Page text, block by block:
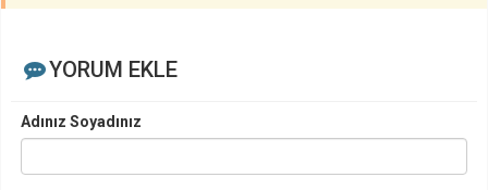
YORUM EKLE
Adınız Soyadınız